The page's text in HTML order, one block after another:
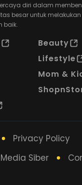
diri dalam
besar untuk
baik.
Beauty
Lifestyle
Mom &
Privacy Policy
Siber